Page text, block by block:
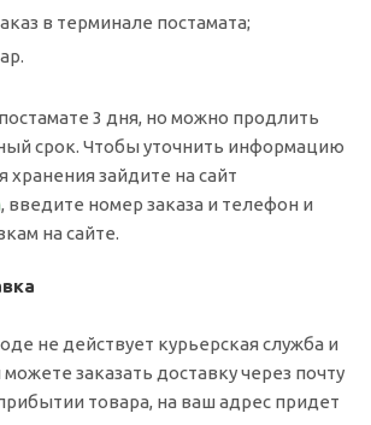
в терминале постамата;
3 дня, но можно продлить
срок. Чтобы уточнить информацию
хранения зайдите на сайт
, введите номер заказа и телефон и
на сайте.
не действует курьерская служба и
заказать доставку через почту
товара, на ваш адрес придет